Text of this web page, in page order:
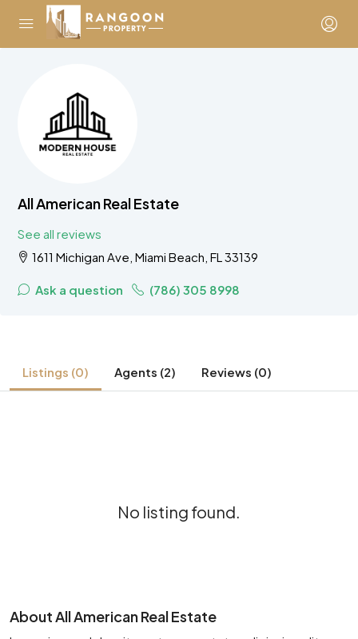
All American Real Estate
See all reviews
1611 Michigan Ave, Miami Beach, FL 33139
Ask a question (786) 305 8998
Listings (0) Agents (2) Reviews (0)
No listing found.
About All American Real Estate